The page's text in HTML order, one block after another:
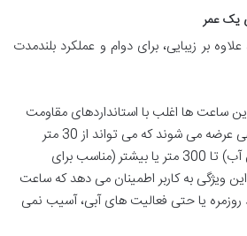
یک عمر
بر زیبایی، برای دوام و عملکرد بلندمدت
ساعت ها اغلب با استانداردهای مقاومت
در برابر آب قابل توجهی عرضه می شوند که می تواند از 30 متر
(مقاوم در برابر پاشش آب) تا 300 متر یا بیشتر (مناسب برای
ویژگی به کاربر اطمینان می دهد که ساعت
روزمره یا حتی فعالیت های آبی، آسیب نمی